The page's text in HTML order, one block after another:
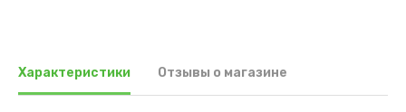
Характеристики Отзывы о магазине